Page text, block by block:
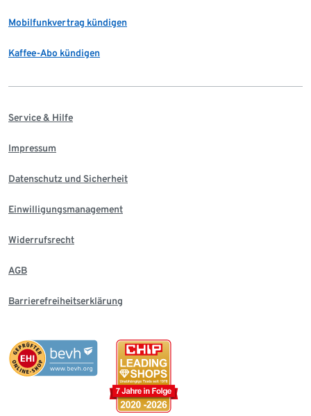
Mobilfunkvertrag kündigen
Kaffee-Abo kündigen
Service & Hilfe
Impressum
Datenschutz und Sicherheit
Einwilligungsmanagement
Widerrufsrecht
AGB
Barrierefreiheitserklärung